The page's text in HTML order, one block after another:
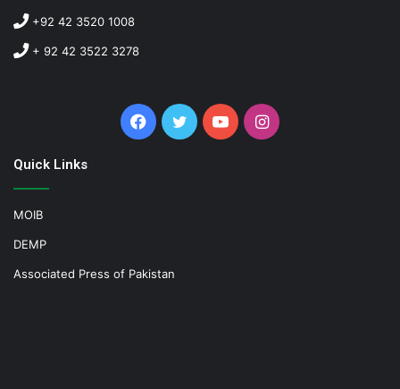
+92 42 3520 1008
+ 92 42 3522 3278
Facebook
TwitterYouTubeInstagram
Quick Links
MOIB
DEMP
Associated Press of Pakistan